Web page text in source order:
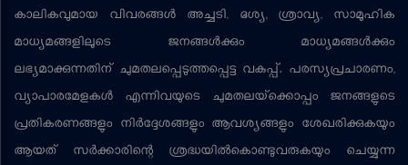
കാലികവുമായ വിവരങ്ങള്‍ അച്ചടി, ദൃശ്യ, ശ്രാവ്യ, സാമൂഹിക
മാധ്യമങ്ങളിലൂടെ ജനങ്ങള്‍ക്കും മാധ്യമങ്ങള്‍ക്കും
ലഭ്യമാക്കുന്നതിന് ചുമതലപ്പെടുത്തപ്പെട്ട വകുപ്പ്. പരസ്യപ്രചാരണം,
വ്യാപാരമേളകള്‍ എന്നിവയുടെ ചുമതലയ്‌ക്കൊപ്പം ജനങ്ങളുടെ
പ്രതികരണങ്ങളും നിര്‍ദ്ദേശങ്ങളും ആവശ്യങ്ങളും ശേഖരിക്കുകയും
ആയത് സര്‍ക്കാരിന്റെ ശ്രദ്ധയില്‍കൊണ്ടുവരുകയും ചെയ്യുന്ന